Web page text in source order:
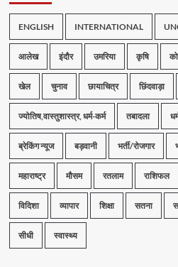
ENGLISH INTERNATIONAL
आलेख इंदौर उमरिया कृषि
खेल चुनाव छायाचित्र छिंदवाड़ा
ज्योतिष,वास्तुशास्त्र, धर्म-कर्म तबादला
ब्रेकिंग न्यूज बड़वानी भर्ती/रोजगार
महाराष्ट्र मौसम रतलाम राशिफल
विदिशा व्यापार शिक्षा सतना
सीधी स्वास्थ्य